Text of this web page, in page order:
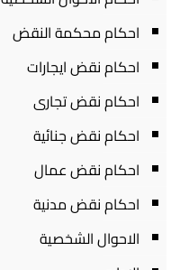
احكام محكمة النقض
احكام نقض ايجارات
احكام نقض تجارى
احكام نقض جنائية
احكام نقض عمال
احكام نقض مدنية
الاحوال الشخصية